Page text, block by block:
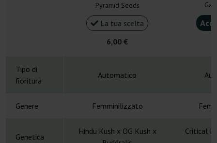
Pyramid Seeds
La tua scelta
6,00 €
Tipo di
fioritura
Automatico
Genere Femminilizzato
Genetica
Hindu Kush x OG Kush x
Critical